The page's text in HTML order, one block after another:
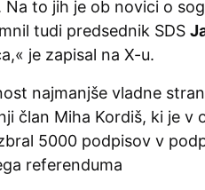
Na to jih je ob novici o
tudi predsednik SDS
je zapisal na X-u.
najmanjše vladne
član Miha Kordiš, ki je v
5000 podpisov v
referenduma